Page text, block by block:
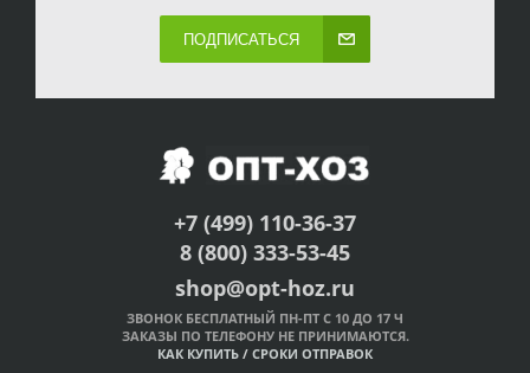
ПОДПИСАТЬСЯ
+7 (499) 110-36-37
8 (800) 333-53-45
shop@opt-hoz.ru
ЗВОНОК БЕСПЛАТНЫЙ ПН-ПТ С 10 ДО 17 Ч
ЗАКАЗЫ ПО ТЕЛЕФОНУ НЕ ПРИНИМАЮТСЯ.
КАК КУПИТЬ / СРОКИ ОТПРАВОК